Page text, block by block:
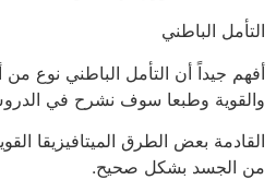
التأمل الباطني
أفهم جيداً أن التأمل الباطني نوع من
والقوية وطبعا سوف نشرح في
القادمة بعض الطرق الميتافيزيقا
من الجسد بشكل صحيح.